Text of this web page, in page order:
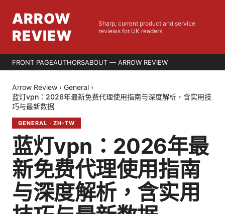
ARROW
REVIEW
Sharp, current product and service
reviews for UK readers
FRONT PAGEAUTHORSABOUT — ARROW REVIEW
Arrow Review › General ›
蓝灯vpn：2026年最新免费代理使用指南与深度解析，含实用技
巧与最新数据
GENERAL · ZH-TW
蓝灯vpn：2026年最
新免费代理使用指南
与深度解析，含实用